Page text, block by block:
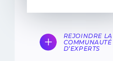
REJOINDRE LA
COMMUNAUTÉ
D‘EXPERTS